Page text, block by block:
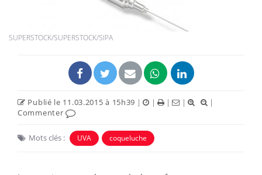
SUPERSTOCK/SUPERSTOCK/SIPA
Publié le 11.03.2015 à 15h39 | | | |
|
Commenter
Mots clés : UVA coqueluche